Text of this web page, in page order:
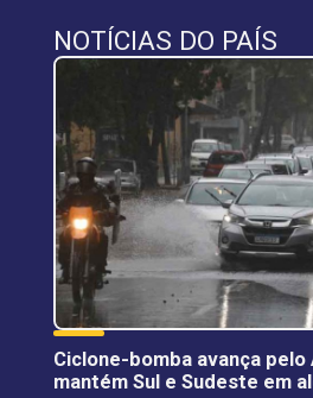
NOTÍCIAS DO PAÍS
Ciclone-bomba avança
mantém Sul e Sudeste em